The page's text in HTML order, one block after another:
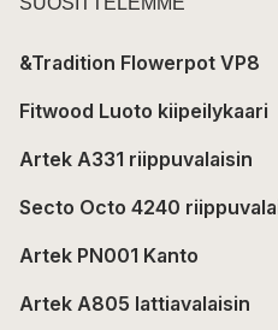
&Tradition Flowerpot VP8
Fitwood Luoto kiipeilykaari
Artek A331 riippuvalaisin
Secto Octo 4240
Artek PN001 Kanto
Artek A805 lattiavalaisin